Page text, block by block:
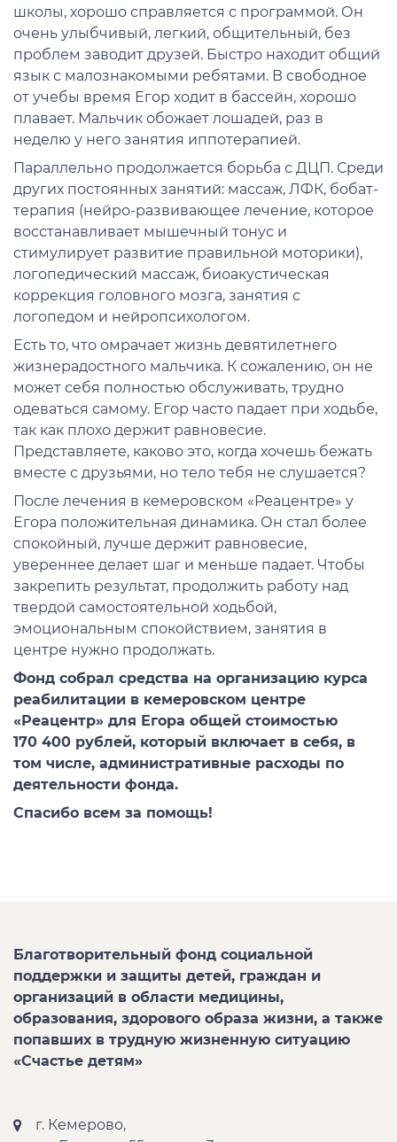
школы, хорошо справляется с программой. Он
очень улыбчивый, легкий, общительный, без
проблем заводит друзей. Быстро находит общий
язык с малознакомыми ребятами. В свободное
от учебы время Егор ходит в бассейн, хорошо
плавает. Мальчик обожает лошадей, раз в
неделю у него занятия иппотерапией.
Параллельно продолжается борьба с ДЦП. Среди
других постоянных занятий: массаж, ЛФК, бобат-
терапия (нейро-развивающее лечение, которое
восстанавливает мышечный тонус и
стимулирует развитие правильной моторики),
логопедический массаж, биоакустическая
коррекция головного мозга, занятия с
логопедом и нейропсихологом.
Есть то, что омрачает жизнь девятилетнего
жизнерадостного мальчика. К сожалению, он не
может себя полностью обслуживать, трудно
одеваться самому. Егор часто падает при ходьбе,
так как плохо держит равновесие.
Представляете, каково это, когда хочешь бежать
вместе с друзьями, но тело тебя не слушается?
После лечения в кемеровском «Реацентре» у
Егора положительная динамика. Он стал более
спокойный, лучше держит равновесие,
увереннее делает шаг и меньше падает. Чтобы
закрепить результат, продолжить работу над
твердой самостоятельной ходьбой,
эмоциональным спокойствием, занятия в
центре нужно продолжать.
Фонд собрал средства на организацию курса
реабилитации в кемеровском центре
«Реацентр» для Егора общей стоимостью
170 400 рублей, который включает в себя, в
том числе, административные расходы по
деятельности фонда.
Спасибо всем за помощь!
Благотворительный фонд социальной
поддержки и защиты детей, граждан и
организаций в области медицины,
образования, здорового образа жизни, а также
попавших в трудную жизненную ситуацию
«Счастье детям»
г. Кемерово,